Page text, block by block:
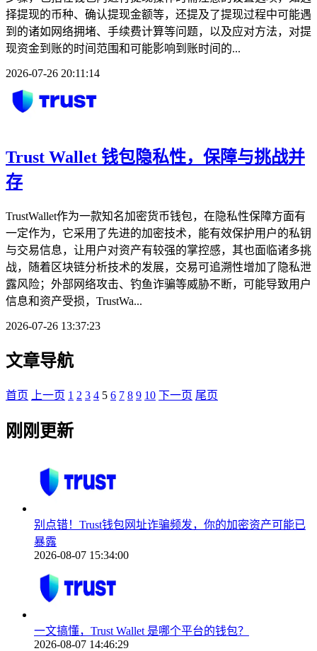
择提现的币种、确认提现金额等，还提及了提现过程中可能遇
到的诸如网络拥堵、手续费计算等问题，以及应对方法，对提
现资金到账的时间范围和可能影响到账时间的...
2026-07-26 20:11:14
Trust Wallet 钱包隐私性，保障与挑战并
存
TrustWallet作为一款知名加密货币钱包，在隐私性保障方面有
一定作为，它采用了先进的加密技术，能有效保护用户的私钥
与交易信息，让用户对资产有较强的掌控感，其也面临诸多挑
战，随着区块链分析技术的发展，交易可追溯性增加了隐私泄
露风险；外部网络攻击、钓鱼诈骗等威胁不断，可能导致用户
信息和资产受损，TrustWa...
2026-07-26 13:37:23
文章导航
首页 上一页 1 2 3 4 5 6 7 8 9 10 下一页 尾页
刚刚更新
别点错！Trust钱包网址诈骗频发，你的加密资产可能已
暴露
2026-08-07 15:34:00
一文搞懂，Trust Wallet 是哪个平台的钱包？
2026-08-07 14:46:29